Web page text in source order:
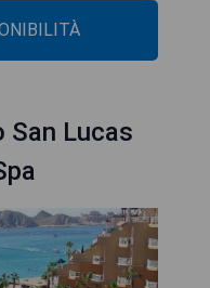
San Lucas